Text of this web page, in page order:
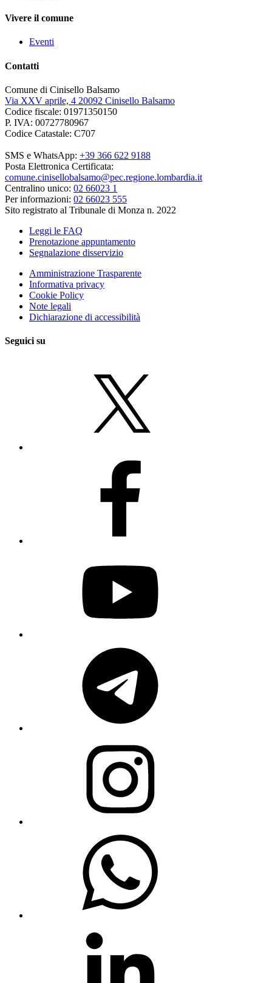
Vivere il comune
Eventi
Contatti
Comune di Cinisello Balsamo
Via XXV aprile, 4 20092 Cinisello Balsamo
Codice fiscale: 01971350150
P. IVA: 00727780967
Codice Catastale: C707
SMS e WhatsApp: +39 366 622 9188
Posta Elettronica Certificata:
comune.cinisellobalsamo@pec.regione.lombardia.it
Centralino unico: 02 66023 1
Per informazioni: 02 66023 555
Sito registrato al Tribunale di Monza n. 2022
Leggi le FAQ
Prenotazione appuntamento
Segnalazione disservizio
Amministrazione Trasparente
Informativa privacy
Cookie Policy
Note legali
Dichiarazione di accessibilità
Seguici su